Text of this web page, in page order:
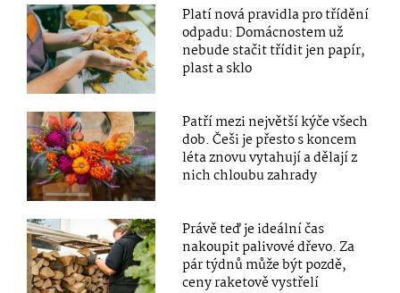
Platí nová pravidla pro třídění
odpadu: Domácnostem už
nebude stačit třídit jen papír,
plast a sklo
Patří mezi největší kýče všech
dob. Češi je přesto s koncem
léta znovu vytahují a dělají z
nich chloubu zahrady
Právě teď je ideální čas
nakoupit palivové dřevo. Za
pár týdnů může být pozdě,
ceny raketově vystřelí